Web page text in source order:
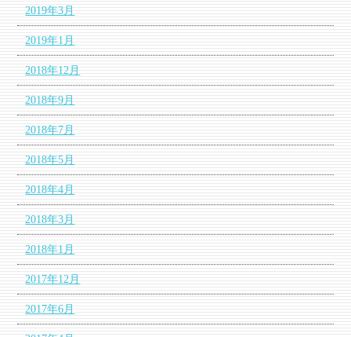
2019年3月
2019年1月
2018年12月
2018年9月
2018年7月
2018年5月
2018年4月
2018年3月
2018年1月
2017年12月
2017年6月